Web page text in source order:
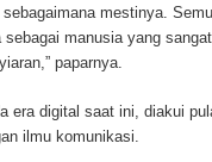
mestinya.
manusia yang
paparnya.
era digital saat ini, diakui
ilmu komunikasi.